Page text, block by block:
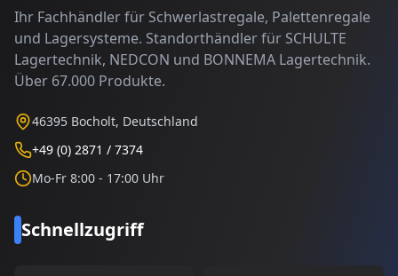
Ihr Fachhändler für Schwerlastregale, Palettenregale
und Lagersysteme. Standorthändler für SCHULTE
Lagertechnik, NEDCON und BONNEMA Lagertechnik.
Über 67.000 Produkte.
46395 Bocholt, Deutschland
+49 (0) 2871 / 7374
Mo-Fr 8:00 - 17:00 Uhr
Schnellzugriff